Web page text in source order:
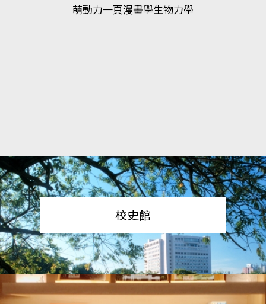
萌動力一頁漫畫學生物力學
校史館